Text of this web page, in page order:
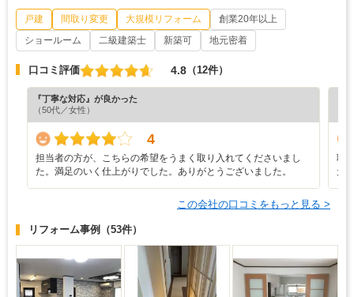
戸建 間取り変更 大規模リフォーム
創業20年以上
ショールーム
二級建築士 新築可 地元密着
口コミ評価 4.8 （12件）
『丁寧な対応』が良かった
（50代／女性）
4
担当者の方が、こちらの希望をうまく取り入れてくださいまし
た。満足のいく仕上がりでした。ありがとうございました。
職
た
この会社の口コミをもっと見る >
リフォーム事例 （53件）